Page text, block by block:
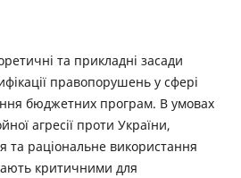
та прикладні засади
правопорушень у сфері
бюджетних програм. В умовах
агресії проти України,
та раціональне використання
критичними для